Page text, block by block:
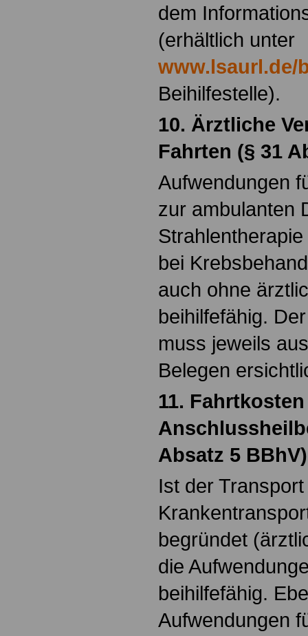
dem
(erhältlich unter
www.lsaurl.de/
Beihilfestelle).
10. Ärztliche
Fahrten (§ 31
Aufwendungen
zur ambulanten
bei
auch ohne
beihilfefähig.
muss jeweils
Belegen
11. Fahrtkosten
Absatz 5 BBhV)
Ist der
begründet
die
beihilfefähig.
Aufwendungen